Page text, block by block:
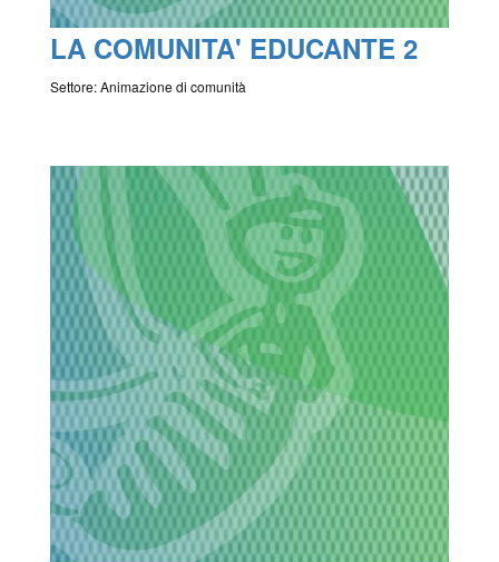
LA COMUNITA' EDUCANTE 2
Settore: Animazione di comunità